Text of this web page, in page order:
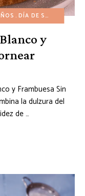
DÍA DE SAN VALENTÍN
y
y Frambuesa Sin
la dulzura del
de …